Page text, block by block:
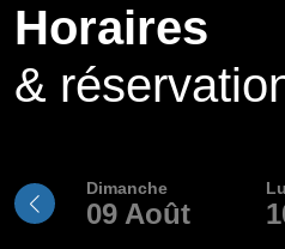
Horaires
&
Dimanche
09 Août